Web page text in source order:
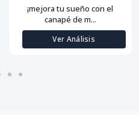
¡mejora tu sueño con el
canapé de m...
Ver Análisis